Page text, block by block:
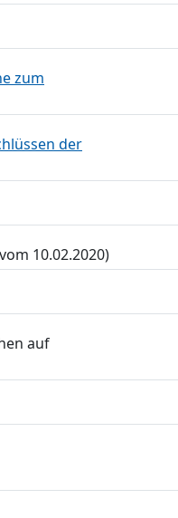
zum
der
10.02.2020)
auf